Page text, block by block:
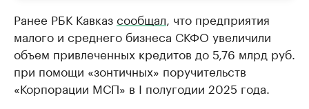
Ранее РБК Кавказсообщал , что предприятия
малого и среднего бизнеса СКФО увеличили
объем привлеченных кредитов до 5,76 млрд руб.
при помощи «зонтичных» поручительств
«Корпорации МСП» в I полугодии 2025 года.